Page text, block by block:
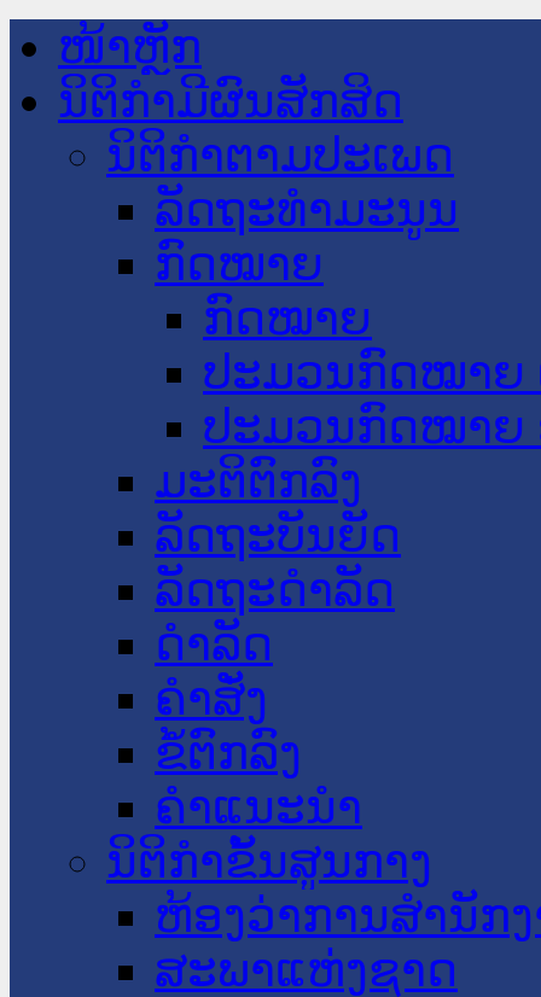
ໜ້າຫຼັກ
ນິຕິກໍາມີຜົນສັກສິດ
ນິຕິກໍາຕາມປະເພດ
ລັດຖະທໍາມະນູນ
ກົດໝາຍ
ກົດໝາຍ
ປະມວນກົດໝາຍ
ປະມວນກົດໝາຍ
ມະຕິຕົກລົງ
ລັດຖະບັນຍັດ
ລັດຖະດໍາລັດ
ດໍາລັດ
ຄໍາສັ່ງ
ຂໍ້ຕົກລົງ
ຄໍາແນະນໍາ
ນິຕິກໍາຂັ້ນສູນກາງ
ຫ້ອງວ່າການສໍານັກ
ສະພາແຫ່ງຊາດ